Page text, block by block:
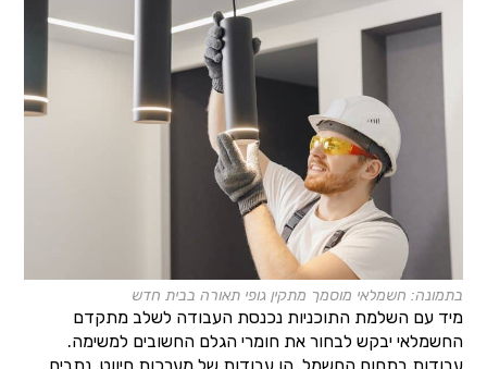
בתמונה: חשמלאי מוסמך מתקין גופי תאורה בבית חדש
מיד עם השלמת התוכניות נכנסת העבודה לשלב מתקדם
החשמלאי יבקש לבחור את חומרי הגלם החשובים למשימה.